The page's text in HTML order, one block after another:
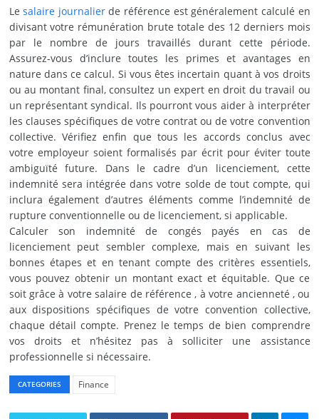
Lesalaire journalier de référence est généralement calculé en
divisant votre rémunération brute totale des 12 derniers mois
par le nombre de jours travaillés durant cette période.
Assurez-vous d’inclure toutes les primes et avantages en
nature dans ce calcul. Si vous êtes incertain quant à vos droits
ou au montant final, consultez un expert en droit du travail ou
un représentant syndical. Ils pourront vous aider à interpréter
les clauses spécifiques de votre contrat ou de votre convention
collective. Vérifiez enfin que tous les accords conclus avec
votre employeur soient formalisés par écrit pour éviter toute
ambiguïté future. Dans le cadre d’un licenciement, cette
indemnité sera intégrée dans votre solde de tout compte, qui
inclura également d’autres éléments comme l’indemnité de
rupture conventionnelle ou de licenciement, si applicable.
Calculer son indemnité de congés payés en cas de
licenciement peut sembler complexe, mais en suivant les
bonnes étapes et en tenant compte des critères essentiels,
vous pouvez obtenir un montant exact et équitable. Que ce
soit grâce à votre salaire de référence , à votre ancienneté , ou
aux dispositions spécifiques de votre convention collective,
chaque détail compte. Prenez le temps de bien comprendre
vos droits et n’hésitez pas à solliciter une assistance
professionnelle si nécessaire.
CATEGORIES Finance